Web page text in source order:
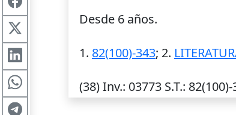
Desde 6 años.
1. 82(100)-343; 2.
(38)Inv.: 03773 S.T.: 82(100)-